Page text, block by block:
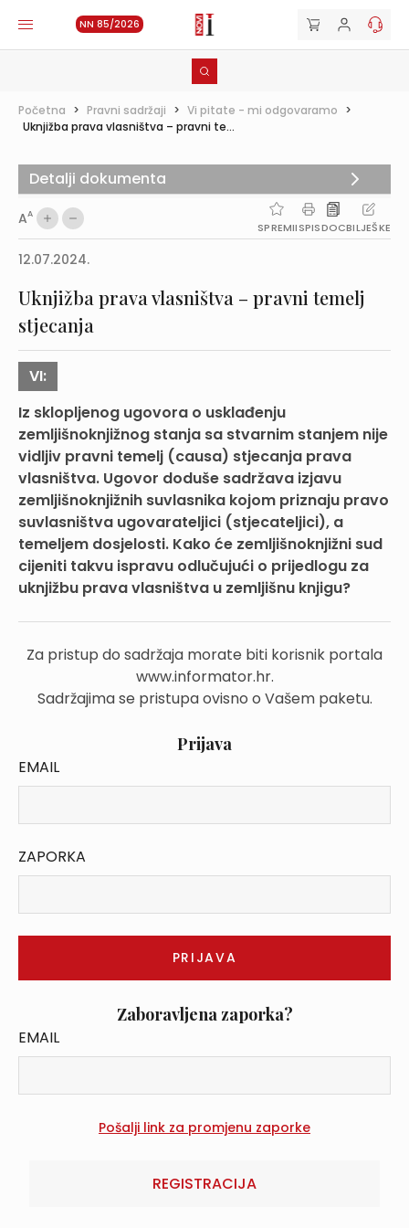
NN 85/2026
Početna > Pravni sadržaji > Vi pitate - mi odgovaramo >
Uknjižba prava vlasništva – pravni te...
AA
SPREMIISPISDOCBILJEŠKE
12.07.2024.
Uknjižba prava vlasništva – pravni temelj
stjecanja
VI:
Iz sklopljenog ugovora o usklađenju
zemljišnoknjižnog stanja sa stvarnim stanjem nije
vidljiv pravni temelj (causa) stjecanja prava
vlasništva. Ugovor doduše sadržava izjavu
zemljišnoknjižnih suvlasnika kojom priznaju pravo
suvlasništva ugovarateljici (stjecateljici), a
temeljem dosjelosti. Kako će zemljišnoknjižni sud
cijeniti takvu ispravu odlučujući o prijedlogu za
uknjižbu prava vlasništva u zemljišnu knjigu?
Za pristup do sadržaja morate biti korisnik portala
www.informator.hr.
Sadržajima se pristupa ovisno o Vašem paketu.
Prijava
EMAIL
ZAPORKA
Zaboravljena zaporka?
EMAIL
REGISTRACIJA
Detalji dokumenta